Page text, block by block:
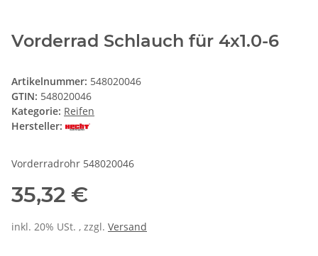
Vorderrad Schlauch für 4x1.0-6
Artikelnummer: 548020046
GTIN: 548020046
Kategorie: Reifen
Hersteller:
Vorderradrohr 548020046
35,32 €
inkl. 20% USt. , zzgl. Versand